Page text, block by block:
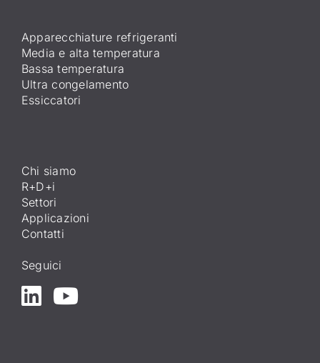
Apparecchiature refrigeranti
Media e alta temperatura
Bassa temperatura
Ultra congelamento
Essiccatori
Chi siamo
R+D+i
Settori
Applicazioni
Contatti
Seguici